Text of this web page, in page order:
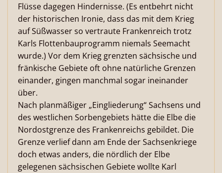
Flüsse dagegen Hindernisse. (Es entbehrt nicht
der historischen Ironie, dass das mit dem Krieg
auf Süßwasser so vertraute Frankenreich trotz
Karls Flottenbauprogramm niemals Seemacht
wurde.) Vor dem Krieg grenzten sächsische und
fränkische Gebiete oft ohne natürliche Grenzen
einander, gingen manchmal sogar ineinander
über.
Nach planmäßiger „Eingliederung“ Sachsens und
des westlichen Sorbengebiets hätte die Elbe die
Nordostgrenze des Frankenreichs gebildet. Die
Grenze verlief dann am Ende der Sachsenkriege
doch etwas anders, die nördlich der Elbe
gelegenen sächsischen Gebiete wollte Karl